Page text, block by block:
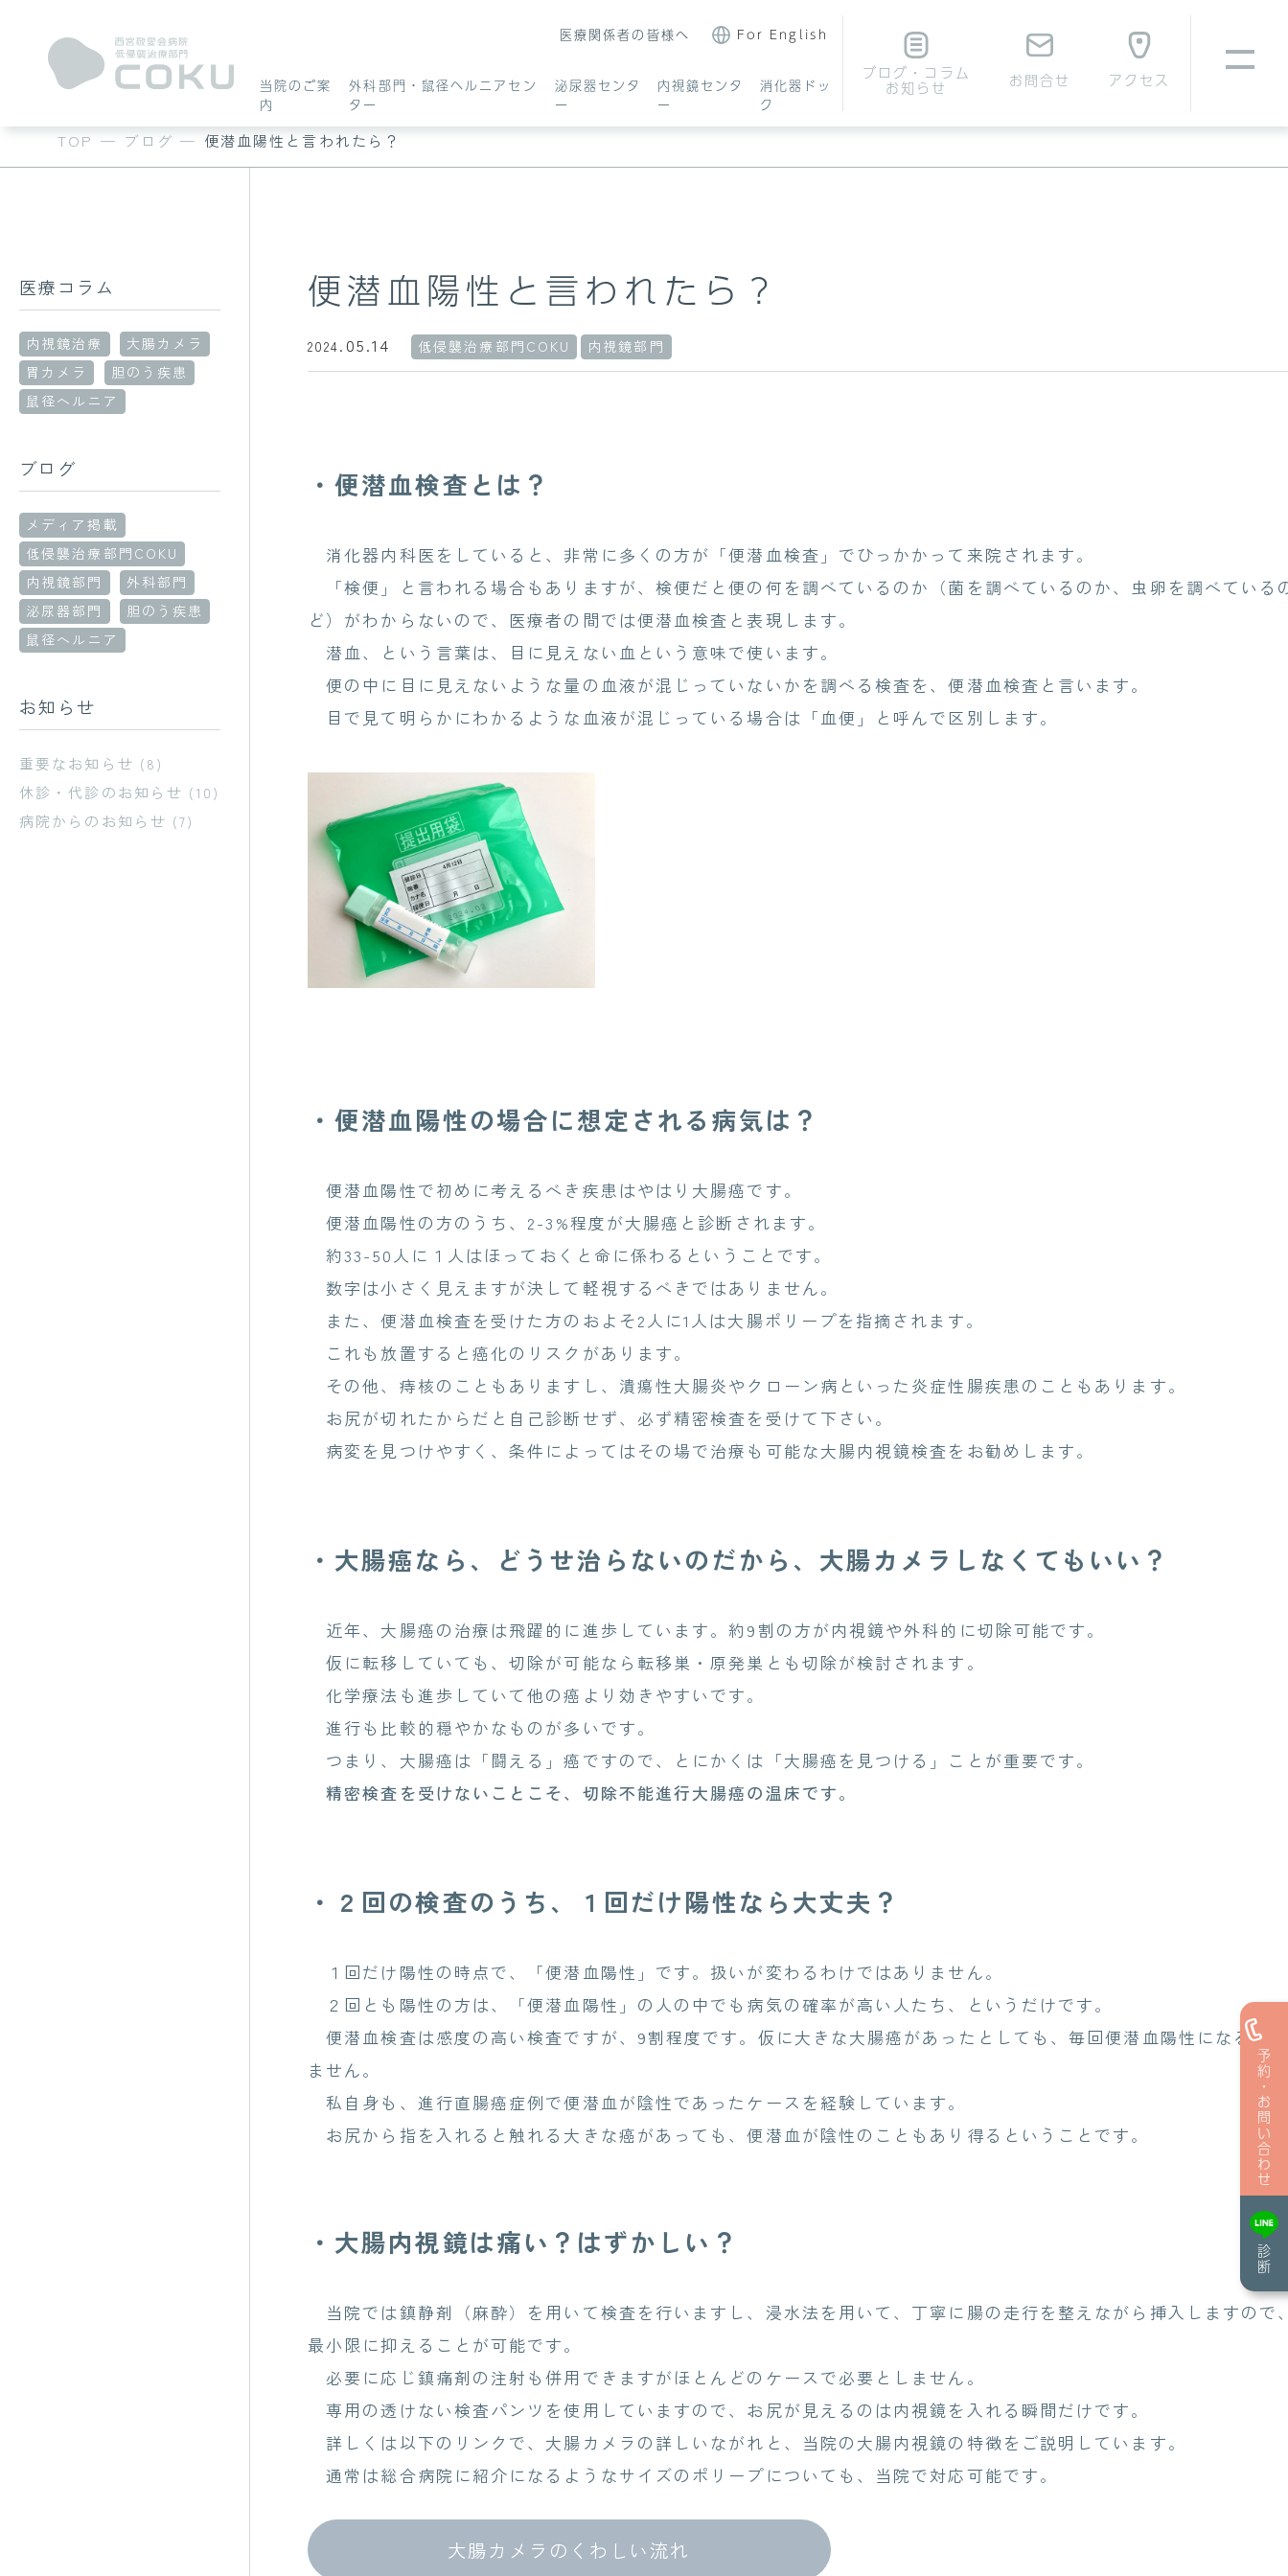
医療関係者の皆様へ For English
当院のご案
内
医師・スタッフ紹介
外科部門・鼠径ヘルニアセン
ター
外科部門・鼠径
ー
鼠径ヘルニアについて 胆のう疾患について
泌尿器センタ
ー
内視鏡センタ
ー
大腸カメラについて
消化器ドッ
ク
ブログ・コラム
お知らせ お問合せ アクセス
予約・お問い合わせ
診断
TOP — ブログ — 便潜血陽性と言われたら？
医療コラム
内視鏡治療
大腸カメラ
胃カメラ
胆のう疾患
鼠径ヘルニア
ブログ
メディア掲載
低侵襲治療部門COKU
内視鏡部門
外科部門
泌尿器部門
胆のう疾患
鼠径ヘルニア
お知らせ
重要なお知らせ (8)
休診・代診のお知らせ (10)
病院からのお知らせ (7)
便潜血陽性と言われたら？
2024. 05.14 低侵襲治療部門COKU 内視鏡部門
・便潜血検査とは？
消化器内科医をしていると、非常に多くの方が「便潜血検査」でひっかかって来院されます。
「検便」と言われる場合もありますが、検便だと便の何を調べているのか（菌を調べているのか、虫卵を調べている
ど）がわからないので、医療者の間では便潜血検査と表現します。
潜血、という言葉は、目に見えない血という意味で使います。
便の中に目に見えないような量の血液が混じっていないかを調べる検査を、便潜血検査と言います。
目で見て明らかにわかるような血液が混じっている場合は「血便」と呼んで区別します。
・便潜血陽性の場合に想定される病気は？
便潜血陽性で初めに考えるべき疾患はやはり大腸癌です。
便潜血陽性の方のうち、2-3%程度が大腸癌と診断されます。
約33-50人に１人はほっておくと命に係わるということです。
数字は小さく見えますが決して軽視するべきではありません。
また、便潜血検査を受けた方のおよそ2人に1人は大腸ポリープを指摘されます。
これも放置すると癌化のリスクがあります。
その他、痔核のこともありますし、潰瘍性大腸炎やクローン病といった炎症性腸疾患のこともあります。
お尻が切れたからだと自己診断せず、必ず精密検査を受けて下さい。
病変を見つけやすく、条件によってはその場で治療も可能な大腸内視鏡検査をお勧めします。
・大腸癌なら、どうせ治らないのだから、大腸カメラしなくてもいい？
近年、大腸癌の治療は飛躍的に進歩しています。約9割の方が内視鏡や外科的に切除可能です。
仮に転移していても、切除が可能なら転移巣・原発巣とも切除が検討されます。
化学療法も進歩していて他の癌より効きやすいです。
進行も比較的穏やかなものが多いです。
つまり、大腸癌は「闘える」癌ですので、とにかくは「大腸癌を見つける」ことが重要です。
精密検査を受けないことこそ、切除不能進行大腸癌の温床です。
・２回の検査のうち、１回だけ陽性なら大丈夫？
１回だけ陽性の時点で、「便潜血陽性」です。扱いが変わるわけではありません。
２回とも陽性の方は、「便潜血陽性」の人の中でも病気の確率が高い人たち、というだけです。
便潜血検査は感度の高い検査ですが、9割程度です。仮に大きな大腸癌があったとしても、毎回便潜血陽性になるわ
ません。
私自身も、進行直腸癌症例で便潜血が陰性であったケースを経験しています。
お尻から指を入れると触れる大きな癌があっても、便潜血が陰性のこともあり得るということです。
・大腸内視鏡は痛い？はずかしい？
当院では鎮静剤（麻酔）を用いて検査を行いますし、浸水法を用いて、丁寧に腸の走行を整えながら挿入しますので
最小限に抑えることが可能です。
必要に応じ鎮痛剤の注射も併用できますがほとんどのケースで必要としません。
専用の透けない検査パンツを使用していますので、お尻が見えるのは内視鏡を入れる瞬間だけです。
詳しくは以下のリンクで、大腸カメラの詳しいながれと、当院の大腸内視鏡の特徴をご説明しています。
通常は総合病院に紹介になるようなサイズのポリープについても、当院で対応可能です。
大腸カメラのくわしい流れ